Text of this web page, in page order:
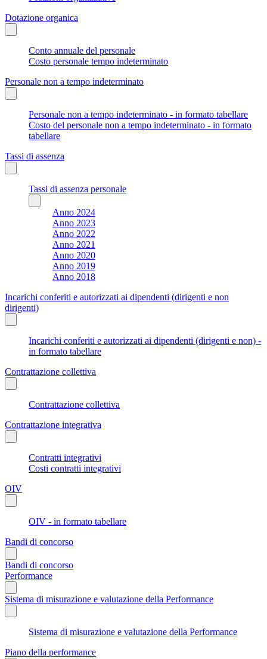
Dotazione organica
Conto annuale del personale
Costo personale tempo indeterminato
Personale non a tempo indeterminato
Personale non a tempo indeterminato - in formato tabellare
Costo del personale non a tempo indeterminato - in formato
tabellare
Tassi di assenza
Tassi di assenza personale
Anno 2024
Anno 2023
Anno 2022
Anno 2021
Anno 2020
Anno 2019
Anno 2018
Incarichi conferiti e autorizzati ai dipendenti (dirigenti e non
dirigenti)
Incarichi conferiti e autorizzati ai dipendenti (dirigenti e non) -
in formato tabellare
Contrattazione collettiva
Contrattazione collettiva
Contrattazione integrativa
Contratti integrativi
Costi contratti integrativi
OIV
OIV - in formato tabellare
Bandi di concorso
Bandi di concorso
Performance
Sistema di misurazione e valutazione della Performance
Sistema di misurazione e valutazione della Performance
Piano della performance